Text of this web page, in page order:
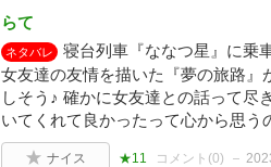
らて
ネタバレ
寝台列車『ななつ星』に乗
女友達の友情を描いた『夢の旅路』
しそう♪ 確かに女友達との話って尽
いてくれて良かったって心から思う
ナイス ★11 コメント(0)